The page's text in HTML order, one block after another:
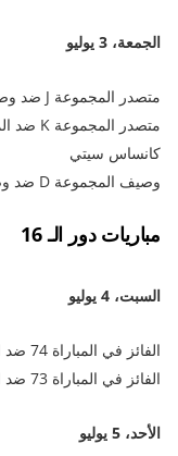
الجمعة، 3 يوليو
متصدر المجموعة J ضد وصيف المجموعة H – ملعب ميامي
كانساس سيتي
وصيف المجموعة D ضد وصيف المجموعة G – ملعب دالاس
مباريات دور الـ 16
السبت، 4 يوليو
الفائز في المباراة 74 ضد الفائز في المباراة 77 – ملعب فيلادلفيا
الفائز في المباراة 73 ضد الفائز في المباراة 75 – ملعب هيوستن
الأحد، 5 يوليو